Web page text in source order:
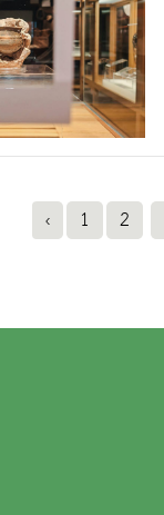
‹ 1 2